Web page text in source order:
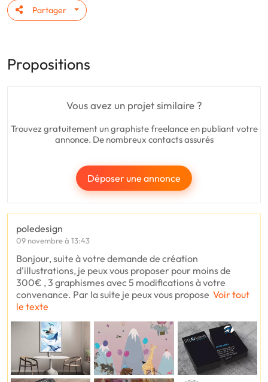
Partager
Propositions
Vous avez un projet similaire ?
Trouvez gratuitement un graphiste freelance en publiant votre
annonce. De nombreux contacts assurés
Déposer une annonce
poledesign
09 novembre à 13:43
Bonjour, suite à votre demande de création
d'illustrations, je peux vous proposer pour moins de
300€ , 3 graphismes avec 5 modifications à votre
convenance. Par la suite je peux vous propose Voir tout
le texte